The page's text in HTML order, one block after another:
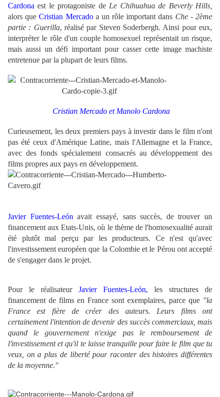
Cardona est le protagoniste deLe Chihuahua de Beverly Hills,
alors que Cristian Mercado a un rôle important dans Che - 2ème
partie : Guerilla, réalisé par Steven Soderbergh. Ainsi pour eux,
interpréter le rôle d'un couple homosexuel représentait un risque,
mais aussi un défi important pour casser cette image machiste
entretenue par la plupart de leurs films.
Cristian Mercado et Manolo Cardona
Curieusement, les deux premiers pays à investir dans le film n'ont
pas été ceux d'Amérique Latine, mais l'Allemagne et la France,
avec des fonds spécialement consacrés au développement des
films propres aux pays en développement.
Javier Fuentes-Leónavait essayé, sans succès, de trouver un
financement aux Etats-Unis, où le thème de l'homosexualité aurait
été plutôt mal perçu par les producteurs. Ce n'est qu'avec
l'investissement européen que la Colombie et le Pérou ont accepté
de s'engager dans le projet.
Pour le réalisateur Javier Fuentes-León, les structures de
financement de films en France sont exemplaires, parce que "la
France est fière de créer des auteurs. Leurs films ont
certainement l'intention de devenir des succès commerciaux, mais
quand le gouvernement n'exige pas le remboursement de
l'investissement et qu'il te laisse tranquille pour faire le film que tu
veux, on a plus de liberté pour raconter des histoires différentes
de la moyenne."